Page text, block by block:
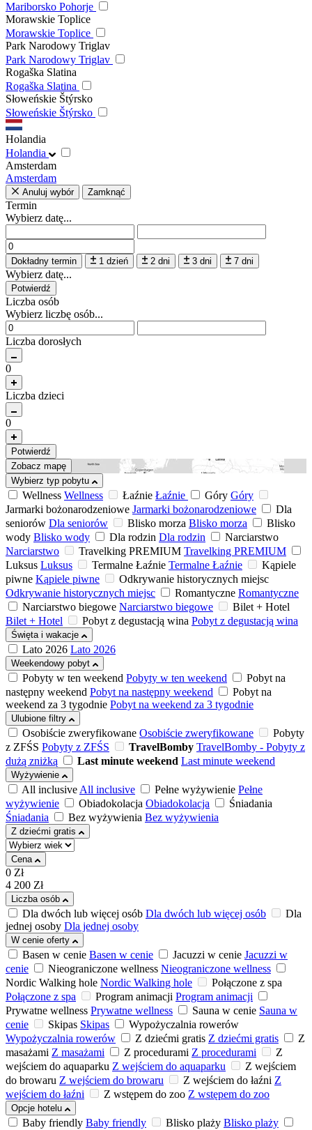
Mariborsko Pohorje
Morawskie Toplice
Morawskie Toplice
Park Narodowy Triglav
Park Narodowy Triglav
Rogaška Slatina
Rogaška Slatina
Słoweńskie Štýrsko
Słoweńskie Štýrsko
Holandia
Holandia
Amsterdam
Amsterdam
Anuluj wybór Zamknąć
Termin
Wybierz datę...
Dokładny termin 1 dzień 2 dni 3 dni 7 dni
Wybierz datę...
Potwierdź
Liczba osób
Wybierz liczbę osób...
Liczba dorosłych
0
Liczba dzieci
0
Potwierdź
Zobacz mapę
Wybierz typ pobytu
Wellness Wellness Łaźnie Łaźnie Góry Góry
Jarmarki bożonarodzeniowe Jarmarki bożonarodzeniowe
Dla
seniorów Dla seniorów Blisko morza Blisko morza
Blisko
wody Blisko wody Dla rodzin Dla rodzin
Narciarstwo
Narciarstwo
Travelking PREMIUM Travelking PREMIUM
Luksus Luksus Termalne Łaźnie Termalne Łaźnie
Kąpiele
piwne Kąpiele piwne
Odkrywanie historycznych miejsc
Odkrywanie historycznych miejsc
Romantyczne Romantyczne
Narciarstwo biegowe Narciarstwo biegowe
Bilet + Hotel
Bilet + Hotel
Pobyt z degustacją wina Pobyt z degustacją wina
Święta i wakacje
Lato 2026 Lato 2026
Weekendowy pobyt
Pobyty w ten weekend Pobyty w ten weekend
Pobyt na
następny weekend Pobyt na następny weekend
Pobyt na
weekend za 3 tygodnie Pobyt na weekend za 3 tygodnie
Ulubione filtry
Osobiście zweryfikowane Osobiście zweryfikowane
Pobyty
z ZFŚS Pobyty z ZFŚS TravelBomby TravelBomby - Pobyty z
dużą zniżką
Last minute weekend Last minute weekend
Wyżywienie
All inclusiveAll inclusive Pełne wyżywienie Pełne
wyżywienie
Obiadokolacja Obiadokolacja
Śniadania
Śniadania
Bez wyżywienia Bez wyżywienia
Z dziećmi gratis
Cena
0 Zł
4 200 Zł
Liczba osób
Dla dwóch lub więcej osób Dla dwóch lub więcej osób
Dla
jednej osoby Dla jednej osoby
W cenie oferty
Basen w cenie Basen w cenie Jacuzzi w cenie Jacuzzi w
cenie
Nieograniczone wellness Nieograniczone wellness
Nordic Walking hole Nordic Walking hole
Połączone z spa
Połączone z spa
Program animacji Program animacji
Prywatne wellness Prywatne wellness Sauna w cenie Sauna w
cenie
Skipas Skipas
Wypożyczalnia rowerów
Wypożyczalnia rowerów
Z dziećmi gratis Z dziećmi gratis
Z
masażami Z masażami Z procedurami Z procedurami
Z
wejściem do aquaparku Z wejściem do aquaparku
Z wejściem
do browaru Z wejściem do browaru Z wejściem do łaźni Z
wejściem do łaźni
Z wstępem do zoo Z wstępem do zoo
Opcje hotelu
Baby friendly Baby friendly Blisko plaży Blisko plaży